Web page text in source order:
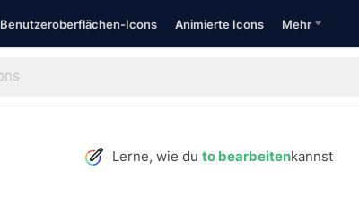
Benutzeroberflächen-Icons Animierte Icons Mehr
Lerne, wie du to bearbeitenkannst